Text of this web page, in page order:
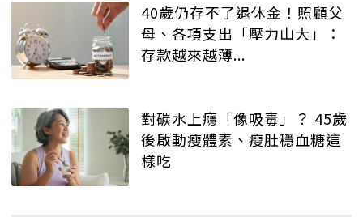
40歲仍存不了退休金！照顧父
母、各項支出「壓力山大」：
存款越來越薄...
對碳水上癮「像吸毒」？ 45歲
後啟動瘦體素、瘦肚穩血糖這
樣吃